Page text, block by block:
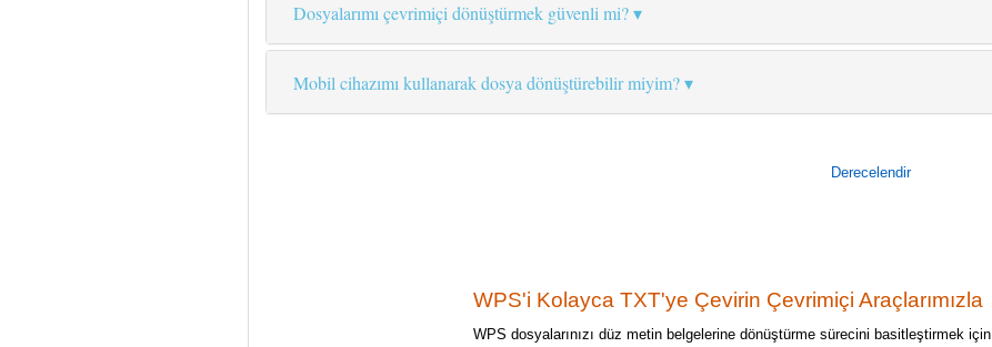
Dosyalarımı çevrimiçi dönüştürmek güvenli mi?
Mobil cihazımı kullanarak dosya dönüştürebilir miyim?
Derecelendir
WPS'i Kolayca TXT'ye Çevirin Çevrimiçi Araçlarımızla
WPS dosyalarınızı düz metin belgelerine dönüştürme sürecini basitleştirmek için